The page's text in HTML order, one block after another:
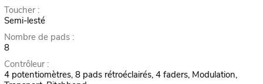
Toucher :
Semi-lesté
Nombre de pads :
8
Contrôleur :
4 potentiomètres, 8 pads rétroéclairés, 4 faders, Modulation,